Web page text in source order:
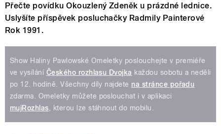
Přečte povídku Okouzlený Zdeněk u prázdné lednice.
Uslyšíte příspěvek posluchačky Radmily Painterové
Rok 1991.
Show Haliny Pawlowské Omeletky poslouchejte v premiéře
ve vysílání Českého rozhlasu Dvojka každou sobotu a neděli
po 12. hodině. Všechny díly najdete na stránce pořadu
zdarma. Omeletky můžete poslouchat i v aplikaci
mujRozhlas, kterou lze stáhnout do mobilu.